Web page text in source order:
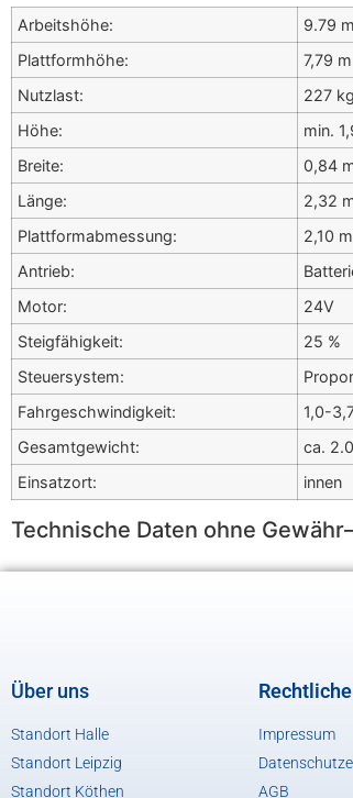
Arbeitshöhe:
9.79 m
Plattformhöhe:
7,79 m
Nutzlast:
227 kg
Höhe:
min.
Breite:
0,84
Länge:
2,32
Plattformabmessung:
2,10
Antrieb:
Motor:
24V
Steigfähigkeit:
25 %
Steuersystem:
Fahrgeschwindigkeit:
1,0-
Gesamtgewicht:
ca.
Einsatzort:
innen
Technische Daten ohne
Über uns
Standort Halle
Standort Leipzig
Standort Köthen
Impressum
AGB